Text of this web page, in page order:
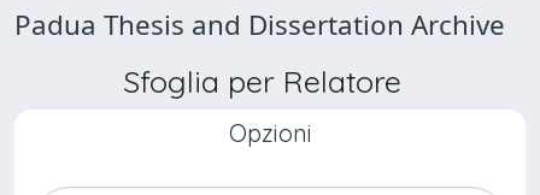
Padua Thesis and Dissertation Archive
Sfoglia per Relatore
Opzioni